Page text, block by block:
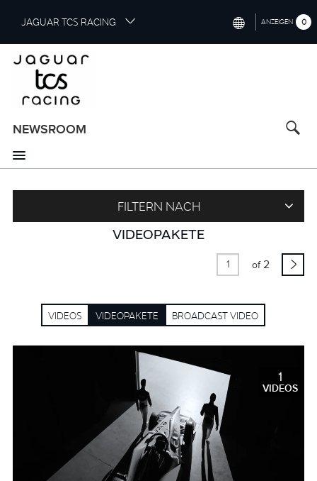
i
p
a
n
c
o
JAGUAR TCS RACING
ITALY (ITALIANO)
ANZEIGEN 0
NEWSROOM
FILTERN NACH
VIDEOPAKETE
of 2
VIDEOS VIDEOPAKETE BROADCAST VIDEO
1
VIDEOS